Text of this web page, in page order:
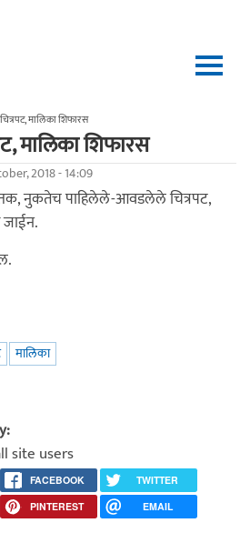
मालिका शिफारस
मालिका शिफारस
2018 - 14:09
नुकतेच पाहिलेले-आवडलेले चित्रपट,
जाईन.
मालिका
site users
FACEBOOK
TWITTER
PINTEREST EMAIL